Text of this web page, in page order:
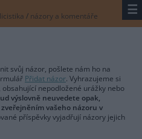
/ názory a komentáře ☰
svůj názor, pošlete nám ho na
Přidat názor. Vyhrazujeme si
nepodložené urážky nebo
výslovně neuvedete opak,
vašeho názoru v
příspěvky vyjadřují názory jejich